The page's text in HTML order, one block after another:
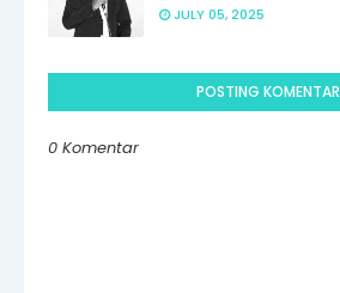
JULY 05, 2025
POSTING KOMENTAR
0 Komentar